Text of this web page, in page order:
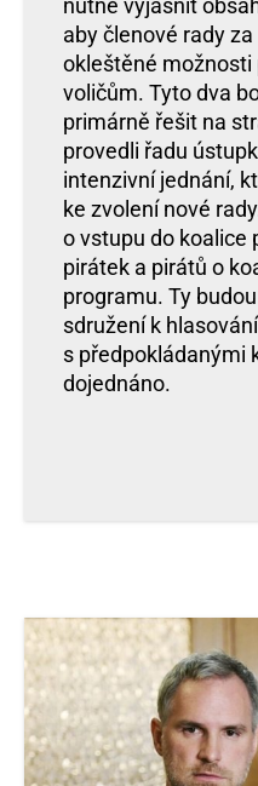
nutné vyjasnit
aby členové rady
okleštěné možnosti
voličům. Tyto dva
primárně řešit na
provedli řadu
intenzivní jednání,
ke zvolení nové
o vstupu do koalice
pirátek a pirátů o
programu. Ty
sdružení k
s předpokládanými
dojednáno.